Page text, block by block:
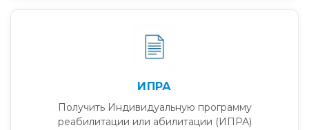
ИПРА
Получить Индивидуальную программу
реабилитации или абилитации (ИПРА)